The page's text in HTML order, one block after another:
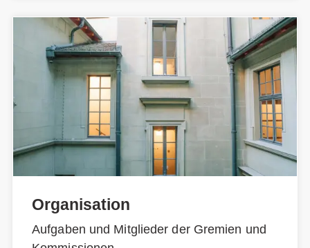
Organisation
Aufgaben und Mitglieder der Gremien und